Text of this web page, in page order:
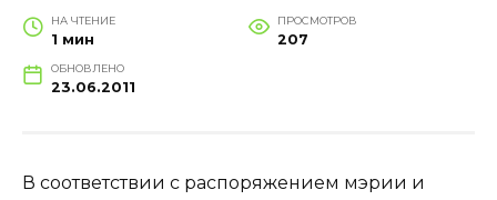
НА ЧТЕНИЕ
1 мин
ПРОСМОТРОВ
207
ОБНОВЛЕНО
23.06.2011
В соответствии с распоряжением мэрии и